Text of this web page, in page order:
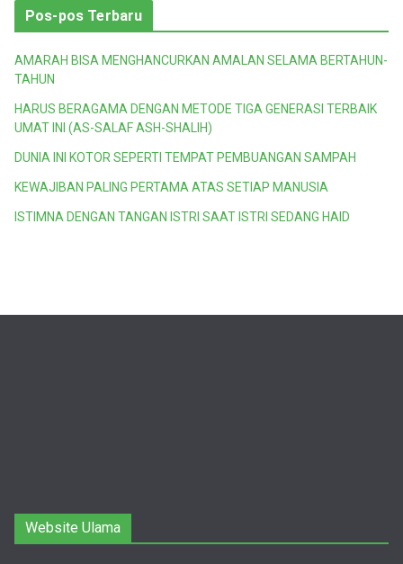
Pos-pos Terbaru
AMARAH BISA MENGHANCURKAN AMALAN SELAMA BERTAHUN-
TAHUN
HARUS BERAGAMA DENGAN METODE TIGA GENERASI TERBAIK
UMAT INI (AS-SALAF ASH-SHALIH)
DUNIA INI KOTOR SEPERTI TEMPAT PEMBUANGAN SAMPAH
KEWAJIBAN PALING PERTAMA ATAS SETIAP MANUSIA
ISTIMNA DENGAN TANGAN ISTRI SAAT ISTRI SEDANG HAID
Website Ulama